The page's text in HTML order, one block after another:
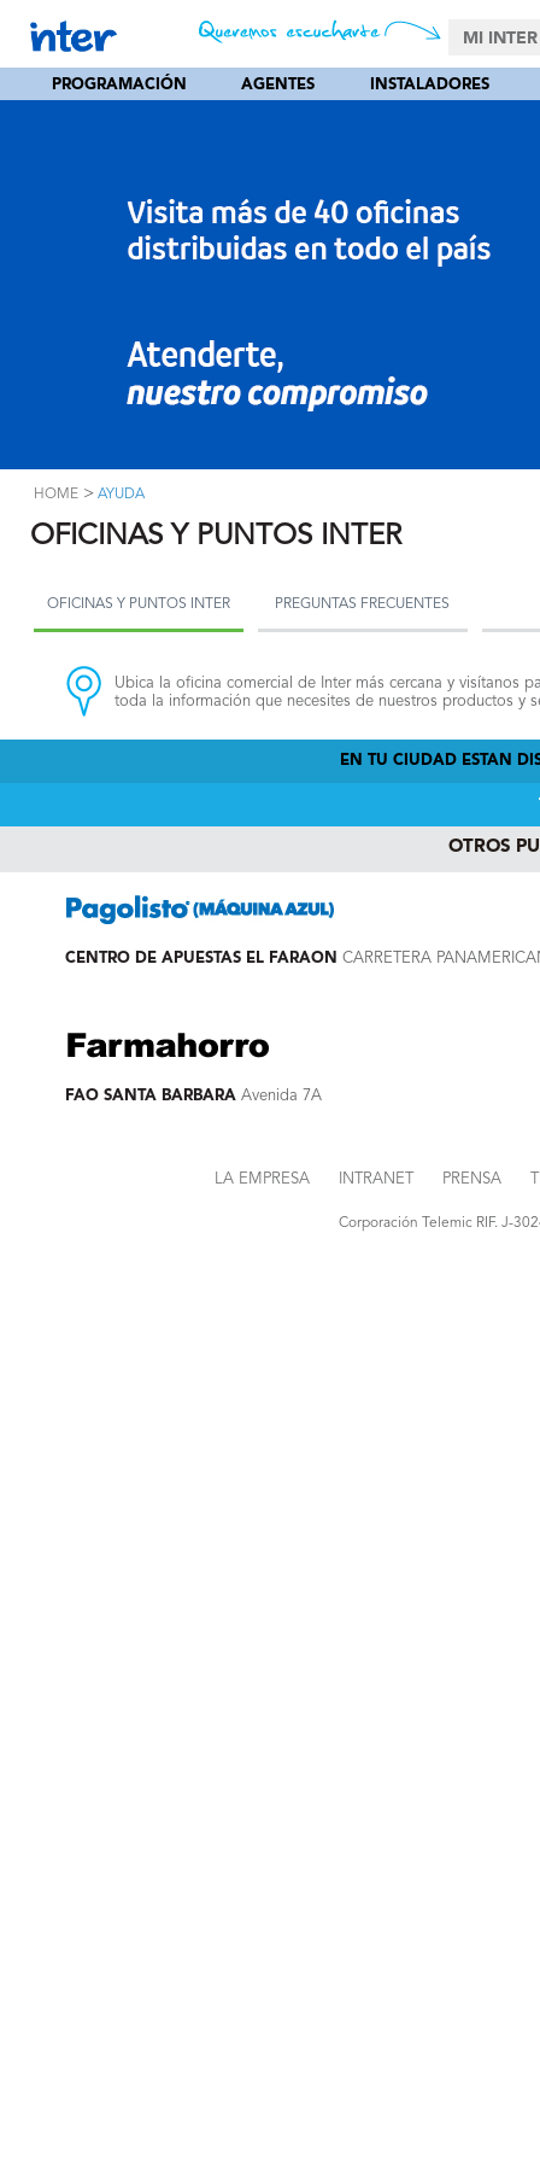
MI INTER
PROGRAMACIÓN AGENTES INSTALADORES
HOME > AYUDA
OFICINAS Y PUNTOS INTER
OFICINAS Y PUNTOS INTER PREGUNTAS FRECUENTES
Ubica la oficina comercial de Inter más cercana y visítanos
toda la información que necesites de nuestros productos y
EN TU CIUDAD ESTAN
OTROS
CENTRO DE APUESTAS EL FARAON CARRETERA
FAO SANTA BARBARA Avenida 7A
LA EMPRESA INTRANET PRENSA
Corporación Telemic RIF. J-